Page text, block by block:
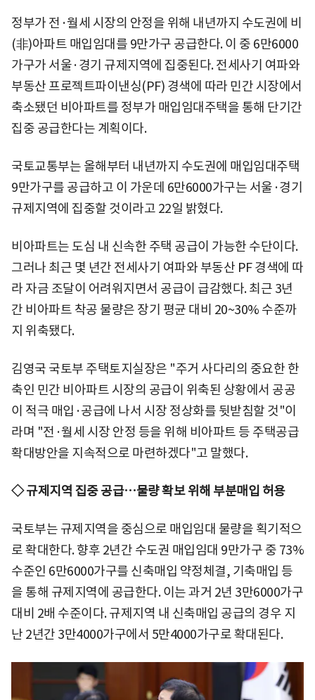
정부가 전·월세 시장의 안정을 위해 내년까지 수도권에 비
(非)아파트 매입임대를 9만가구 공급한다. 이 중 6만6000
가구가 서울·경기 규제지역에 집중된다. 전세사기 여파와
부동산 프로젝트파이낸싱(PF) 경색에 따라 민간 시장에서
축소됐던 비아파트를 정부가 매입임대주택을 통해 단기간
집중 공급한다는 계획이다.
국토교통부는 올해부터 내년까지 수도권에 매입임대주택
9만가구를 공급하고 이 가운데 6만6000가구는 서울·경기
규제지역에 집중할 것이라고 22일 밝혔다.
비아파트는 도심 내 신속한 주택 공급이 가능한 수단이다.
그러나 최근 몇 년간 전세사기 여파와 부동산 PF 경색에 따
라 자금 조달이 어려워지면서 공급이 급감했다. 최근 3년
간 비아파트 착공 물량은 장기 평균 대비 20~30% 수준까
지 위축됐다.
김영국 국토부 주택토지실장은 "주거 사다리의 중요한 한
축인 민간 비아파트 시장의 공급이 위축된 상황에서 공공
이 적극 매입·공급에 나서 시장 정상화를 뒷받침할 것"이
라며 "전·월세 시장 안정 등을 위해 비아파트 등 주택공급
확대방안을 지속적으로 마련하겠다"고 말했다.
◇ 규제지역 집중 공급…물량 확보 위해 부분매입 허용
국토부는 규제지역을 중심으로 매입임대 물량을 획기적으
로 확대한다. 향후 2년간 수도권 매입임대 9만가구 중 73%
수준인 6만6000가구를 신축매입 약정체결, 기축매입 등
을 통해 규제지역에 공급한다. 이는 과거 2년 3만6000가구
대비 2배 수준이다. 규제지역 내 신축매입 공급의 경우 지
난 2년간 3만4000가구에서 5만4000가구로 확대된다.